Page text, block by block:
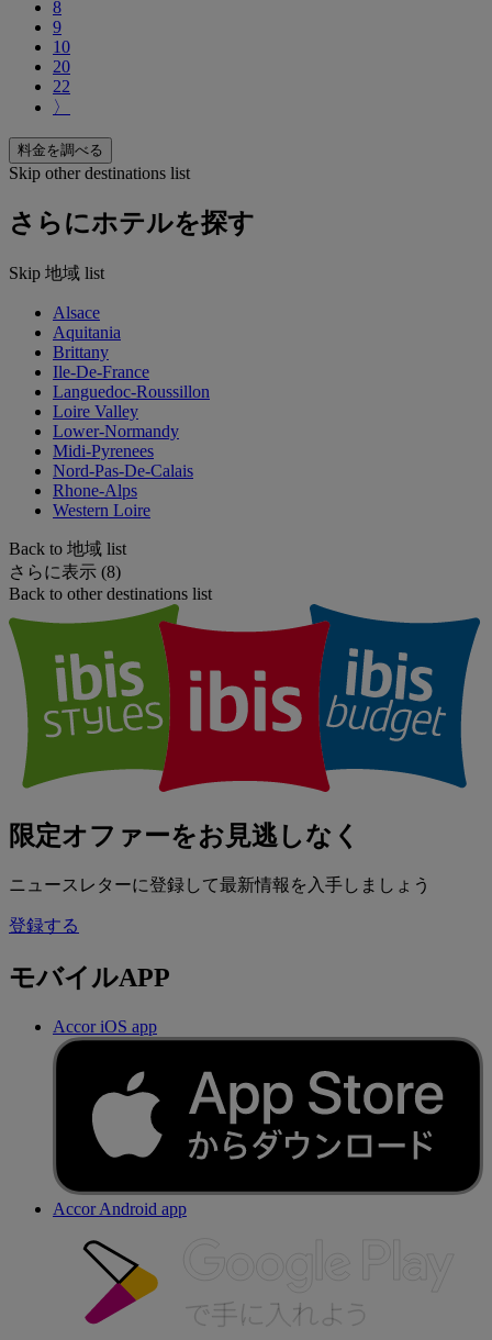
8
9
10
20
22
〉
料金を調べる
Skip other destinations list
さらにホテルを探す
Skip 地域 list
Alsace
Aquitania
Brittany
Ile-De-France
Languedoc-Roussillon
Loire Valley
Lower-Normandy
Midi-Pyrenees
Nord-Pas-De-Calais
Rhone-Alps
Western Loire
Back to 地域 list
さらに表示 (8)
Back to other destinations list
限定オファーをお見逃しなく
ニュースレターに登録して最新情報を入手しましょう
登録する
モバイルAPP
Accor iOS app
Accor Android app